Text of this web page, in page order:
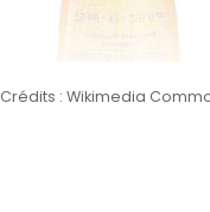
Crédits : Wikimedia